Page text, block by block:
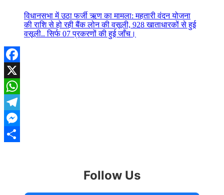
विधानसभा में उठा फर्जी ऋण का मामला: महतारी वंदन योजना
की राशि से हो रही बैंक लोन की वसूली, 928 खाताधारकों से हुई
वसूली.. सिर्फ 07 प्रकरणों की हुई जाँच।
Facebook
X
WhatsApp
Telegram
Messenger
Follow Us